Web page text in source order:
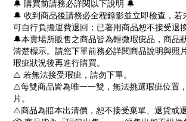
🔔 購買前請務必詳閱以下說明 🔔
🔔 收到商品後請務必全程錄影並立即檢查，若
可自行負擔運費退回；已著用商品恕不接受退換
🔔本賣場所販售之商品皆為輕微瑕疵品，商品
清楚標示。請您下單前務必詳閱商品說明與照
瑕疵狀況後再進行購買。
⚠️ 若無法接受瑕疵，請勿下單。
⚠️每雙商品皆為唯一一雙，無法挑選瑕疵位置
片。
⚠️商品為賠本出清價，恕不接受棄單、退貨或退